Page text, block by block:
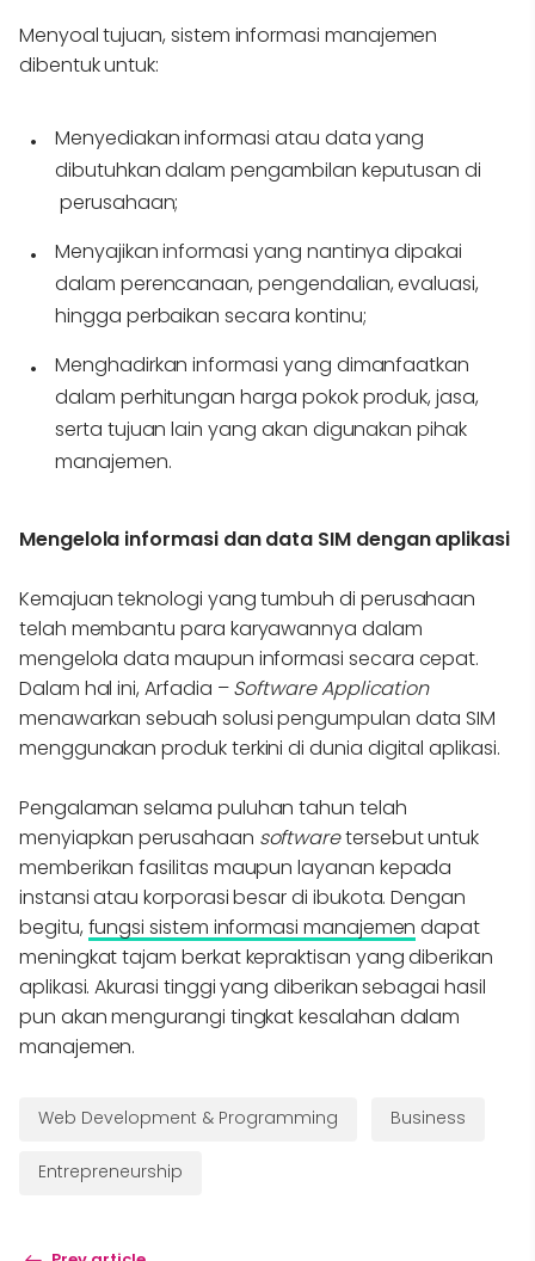
Menyoal tujuan, sistem informasi manajemen
dibentuk untuk:
Menyediakan informasi atau data yang
dibutuhkan dalam pengambilan keputusan di
perusahaan;
Menyajikan informasi yang nantinya dipakai
dalam perencanaan, pengendalian, evaluasi,
hingga perbaikan secara kontinu;
Menghadirkan informasi yang dimanfaatkan
dalam perhitungan harga pokok produk, jasa,
serta tujuan lain yang akan digunakan pihak
manajemen.
Mengelola informasi dan data SIM dengan aplikasi
Kemajuan teknologi yang tumbuh di perusahaan
telah membantu para karyawannya dalam
mengelola data maupun informasi secara cepat.
Dalam hal ini, Arfadia –Software Application
menawarkan sebuah solusi pengumpulan data SIM
menggunakan produk terkini di dunia digital aplikasi.
Pengalaman selama puluhan tahun telah
menyiapkan perusahaan softwaretersebut untuk
memberikan fasilitas maupun layanan kepada
instansi atau korporasi besar di ibukota. Dengan
begitu, fungsi sistem informasi manajemen dapat
meningkat tajam berkat kepraktisan yang diberikan
aplikasi. Akurasi tinggi yang diberikan sebagai hasil
pun akan mengurangi tingkat kesalahan dalam
manajemen.
Web Development & Programming Business
Entrepreneurship